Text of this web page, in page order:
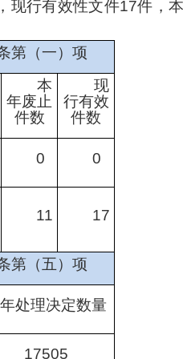
现行有效性文件17件，
第（一）项
本
年废止
件数
现
行有效
件数
0 0
11 17
第（五）项
处理决定数量
17505